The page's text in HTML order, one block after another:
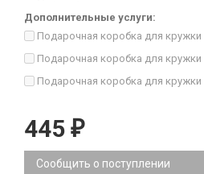
Дополнительные услуги:
Подарочная коробка для
Подарочная коробка для кружки
Подарочная коробка для
445 ₽
Сообщить о поступлении